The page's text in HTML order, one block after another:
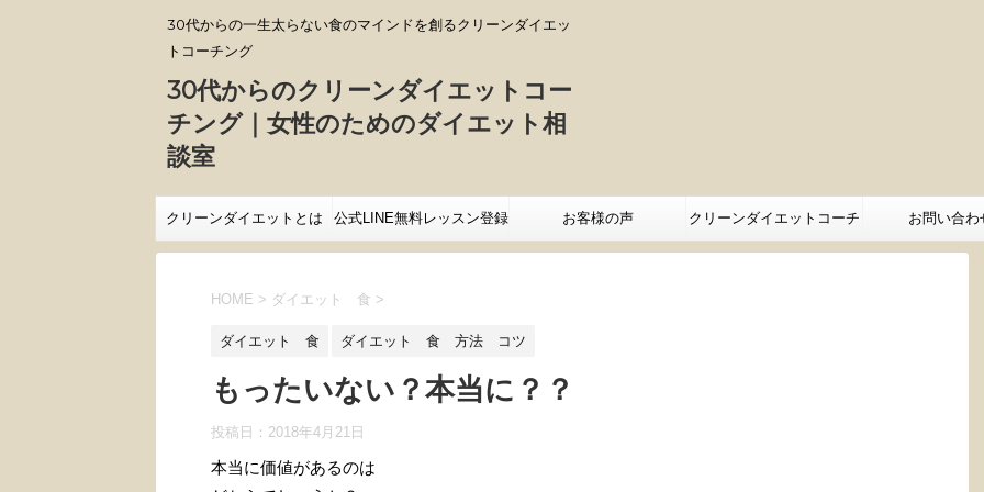
30代からの一生太らない食のマインドを創るクリーンダイエッ
トコーチング
30代からのクリーンダイエットコー
チング｜女性のためのダイエット相
談室
クリーンダイエットとは 公式LINE無料レッスン登録 お客様の声 クリーンダイエットコーチ お問い合わ
HOME > ダイエット 食 >
ダイエット 食 ダイエット 食 方法 コツ
もったいない？本当に？？
投稿日： 2018年4月21日
本当に価値があるのは